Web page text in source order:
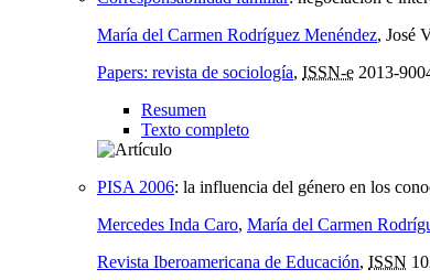
María del Carmen Rodríguez Menéndez, José
Papers: revista de sociología, ISSN-e 2013-
Resumen
Texto completo
PISA 2006: la influencia del género en los
Mercedes Inda Caro, María del Carmen
Revista Iberoamericana de Educación, ISSN